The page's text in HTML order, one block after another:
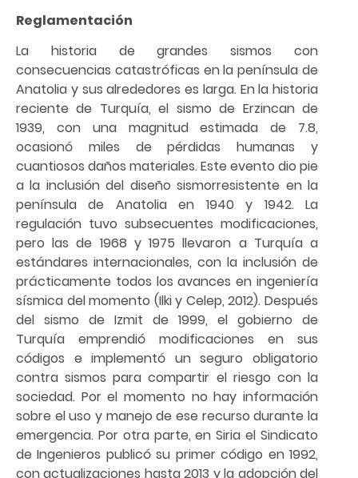
Reglamentación
La historia de grandes sismos con
consecuencias catastróficas en la península de
Anatolia y sus alrededores es larga. En la historia
reciente de Turquía, el sismo de Erzincan de
1939, con una magnitud estimada de 7.8,
ocasionó miles de pérdidas humanas y
cuantiosos daños materiales. Este evento dio pie
a la inclusión del diseño sismorresistente en la
península de Anatolia en 1940 y 1942. La
regulación tuvo subsecuentes modificaciones,
pero las de 1968 y 1975 llevaron a Turquía a
estándares internacionales, con la inclusión de
prácticamente todos los avances en ingeniería
sísmica del momento (Ilki y Celep, 2012). Después
del sismo de Izmit de 1999, el gobierno de
Turquía emprendió modificaciones en sus
códigos e implementó un seguro obligatorio
contra sismos para compartir el riesgo con la
sociedad. Por el momento no hay información
sobre el uso y manejo de ese recurso durante la
emergencia. Por otra parte, en Siria el Sindicato
de Ingenieros publicó su primer código en 1992,
con actualizaciones hasta 2013 y la adopción del